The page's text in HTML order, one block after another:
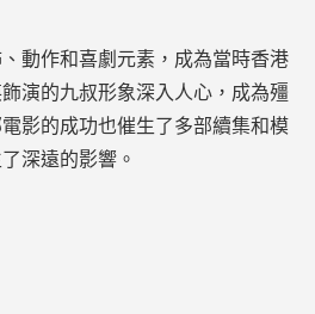
動作和喜劇元素，成為當時香港
演的九叔形象深入人心，成為殭
影的成功也催生了多部續集和模
深遠的影響。